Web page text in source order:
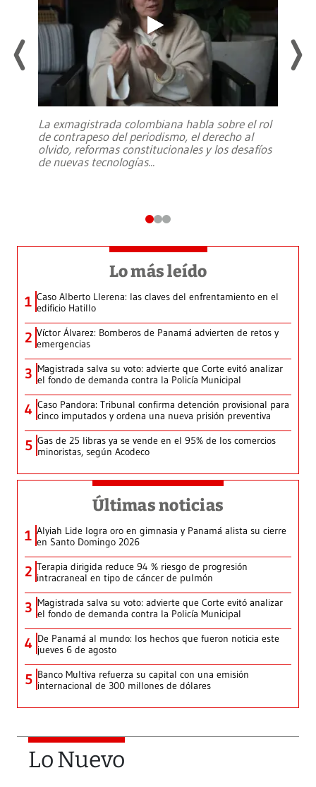
La exmagistrada colombiana habla sobre el rol
de contrapeso del periodismo, el derecho al
olvido, reformas constitucionales y los desafíos
de nuevas tecnologías...
Lo más leído
1 Caso Alberto Llerena: las claves del enfrentamiento en el
edificio Hatillo
2 Víctor Álvarez: Bomberos de Panamá advierten de retos y
emergencias
3 Magistrada salva su voto: advierte que Corte evitó analizar
el fondo de demanda contra la Policía Municipal
4 Caso Pandora: Tribunal confirma detención provisional para
cinco imputados y ordena una nueva prisión preventiva
5 Gas de 25 libras ya se vende en el 95% de los comercios
minoristas, según Acodeco
Últimas noticias
1 Alyiah Lide logra oro en gimnasia y Panamá alista su cierre
en Santo Domingo 2026
2 Terapia dirigida reduce 94 % riesgo de progresión
intracraneal en tipo de cáncer de pulmón
3 Magistrada salva su voto: advierte que Corte evitó analizar
el fondo de demanda contra la Policía Municipal
4 De Panamá al mundo: los hechos que fueron noticia este
jueves 6 de agosto
5 Banco Multiva refuerza su capital con una emisión
internacional de 300 millones de dólares
Lo Nuevo